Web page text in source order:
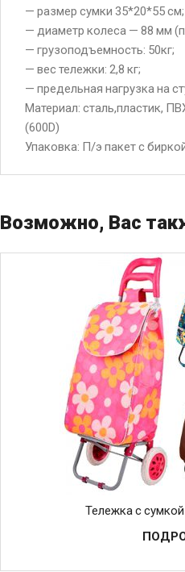
— размер сумки 35*20*55 см;
— диаметр колеса — 88 мм
— грузоподъемность: 50кг;
— вес тележки: 2,8 кг;
— предельная нагрузка на
Материал: cталь,пластик,
(600D)
Упаковка: П/э пакет с
Возможно, Вас
Тележка с